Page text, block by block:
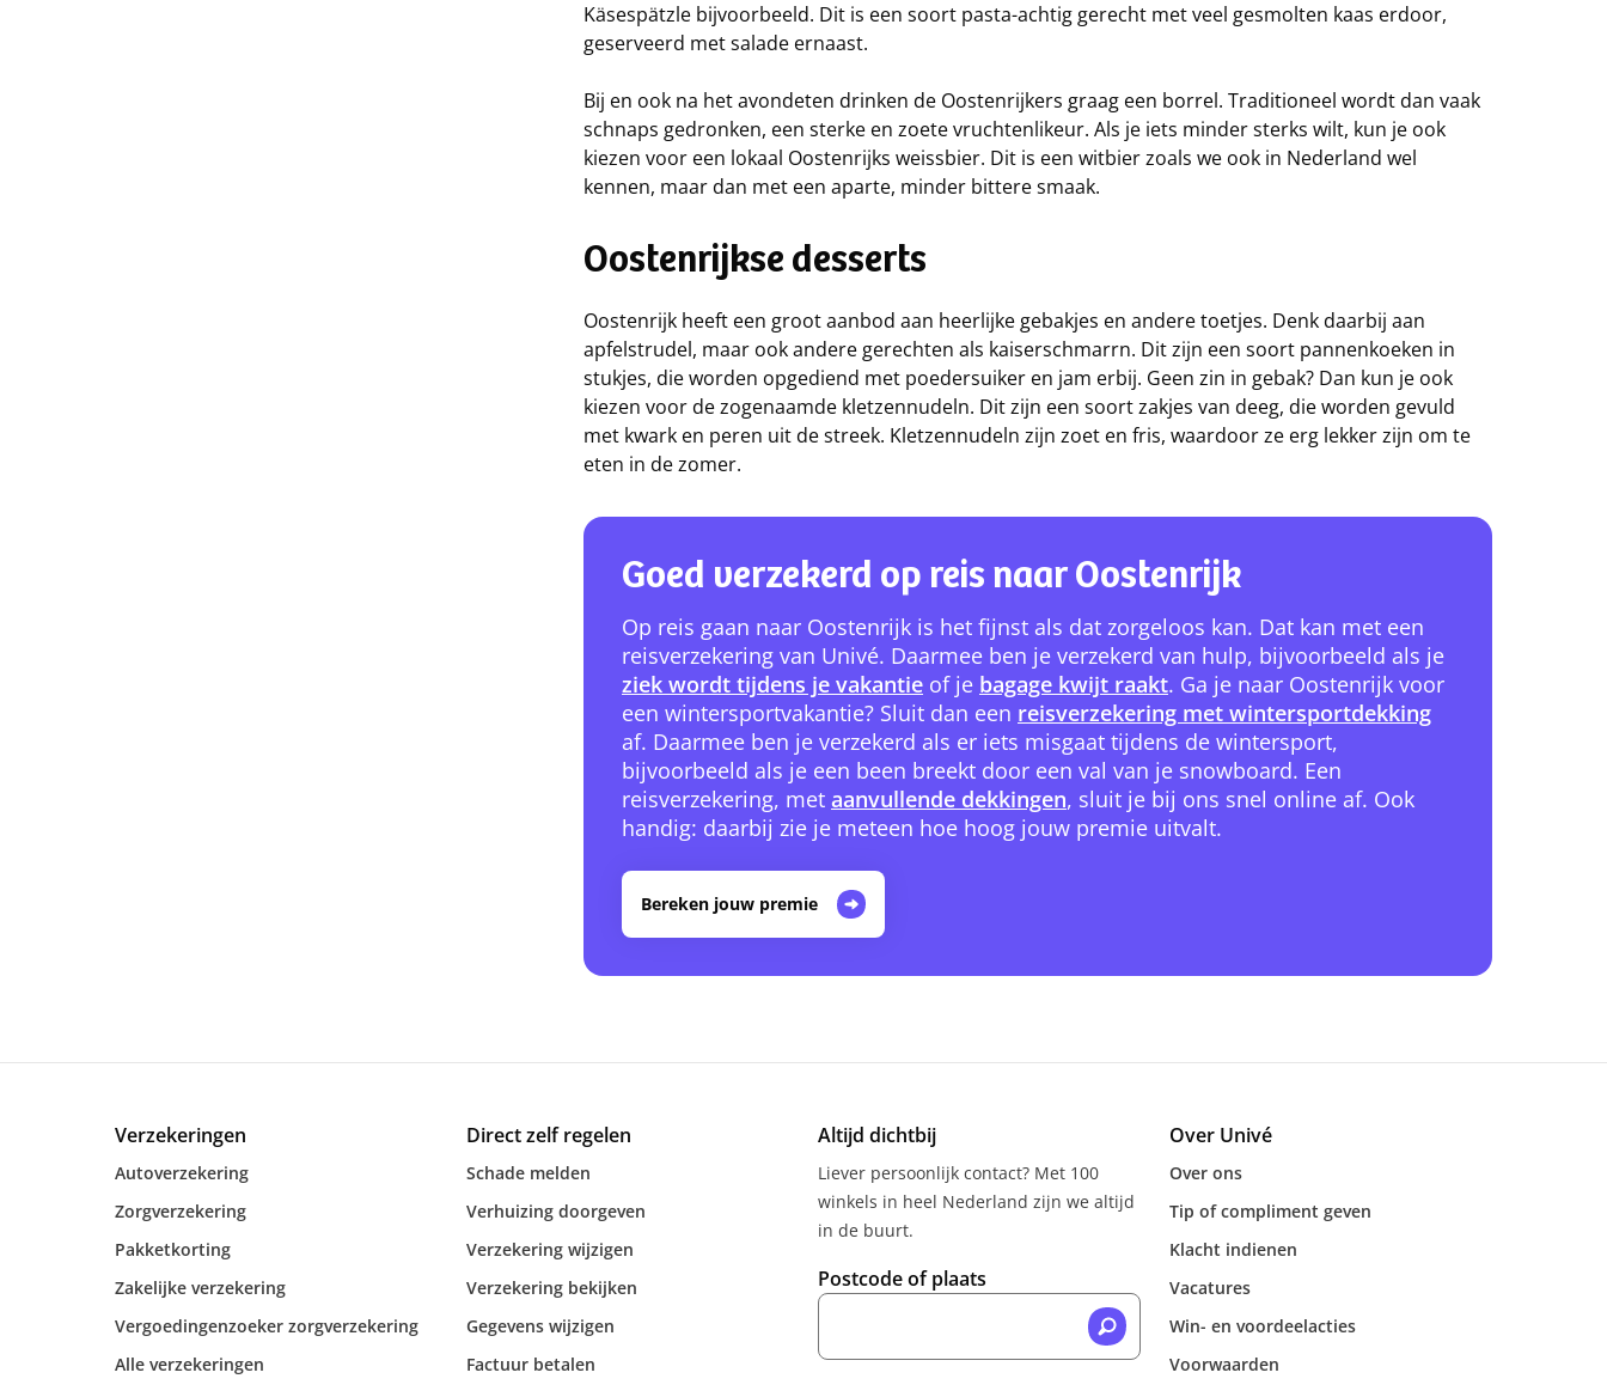
Käsespätzle bijvoorbeeld. Dit is een soort pasta-achtig gerecht met veel gesmolten kaas erdoor,
geserveerd met salade ernaast.
Bij en ook na het avondeten drinken de Oostenrijkers graag een borrel. Traditioneel wordt dan vaak
schnaps gedronken, een sterke en zoete vruchtenlikeur. Als je iets minder sterks wilt, kun je ook
kiezen voor een lokaal Oostenrijks weissbier. Dit is een witbier zoals we ook in Nederland wel
kennen, maar dan met een aparte, minder bittere smaak.
Oostenrijkse desserts
Oostenrijk heeft een groot aanbod aan heerlijke gebakjes en andere toetjes. Denk daarbij aan
apfelstrudel, maar ook andere gerechten als kaiserschmarrn. Dit zijn een soort pannenkoeken in
stukjes, die worden opgediend met poedersuiker en jam erbij. Geen zin in gebak? Dan kun je ook
kiezen voor de zogenaamde kletzennudeln. Dit zijn een soort zakjes van deeg, die worden gevuld
met kwark en peren uit de streek. Kletzennudeln zijn zoet en fris, waardoor ze erg lekker zijn om te
eten in de zomer.
Goed verzekerd op reis naar Oostenrijk
Op reis gaan naar Oostenrijk is het fijnst als dat zorgeloos kan. Dat kan met een
reisverzekering van Univé. Daarmee ben je verzekerd van hulp, bijvoorbeeld als je
ziek wordt tijdens je vakantie of je bagage kwijt raakt. Ga je naar Oostenrijk voor
een wintersportvakantie? Sluit dan een reisverzekering met wintersportdekking
af. Daarmee ben je verzekerd als er iets misgaat tijdens de wintersport,
bijvoorbeeld als je een been breekt door een val van je snowboard. Een
reisverzekering, met aanvullende dekkingen, sluit je bij ons snel online af. Ook
handig: daarbij zie je meteen hoe hoog jouw premie uitvalt.
Bereken jouw premie
Verzekeringen
Autoverzekering
Zorgverzekering
Pakketkorting
Zakelijke verzekering
Vergoedingenzoeker zorgverzekering
Alle verzekeringen
Direct zelf regelen
Schade melden
Verhuizing doorgeven
Verzekering wijzigen
Verzekering bekijken
Gegevens wijzigen
Factuur betalen
Altijd dichtbij
Liever persoonlijk contact? Met 100
winkels in heel Nederland zijn we altijd
in de buurt.
Postcode of plaats
Over Univé
Over ons
Tip of compliment geven
Klacht indienen
Vacatures
Win- en voordeelacties
Voorwaarden